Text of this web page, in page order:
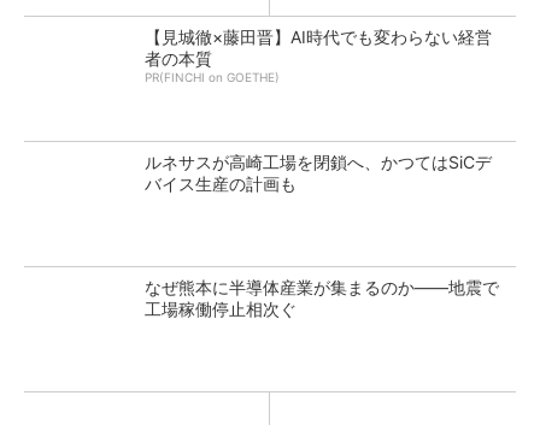
【見城徹×藤田晋】AI時代でも変わらない経営
者の本質
PR(FINCHI on GOETHE)
ルネサスが高崎工場を閉鎖へ、かつてはSiCデ
バイス生産の計画も
なぜ熊本に半導体産業が集まるのか――地震で
工場稼働停止相次ぐ